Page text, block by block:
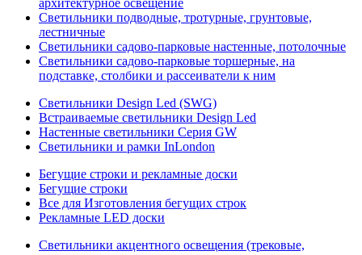
архитектурное освещение
Светильники подводные, тротурные, грунтовые,
лестничные
Светильники садово-парковые настенные, потолочные
Светильники садово-парковые торшерные, на
подставке, столбики и рассеиватели к ним
Светильники Design Led (SWG)
Встраиваемые светильники Design Led
Настенные светильники Серия GW
Светильники и рамки InLondon
Бегущие строки и рекламные доски
Бегущие строки
Все для Изготовления бегущих строк
Рекламные LED доски
Светильники акцентного освещения (трековые,